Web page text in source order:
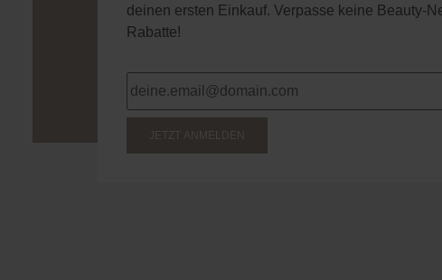
deinen ersten Einkauf. Verpasse keine Beauty-
Rabatte!
JETZT ANMELDEN